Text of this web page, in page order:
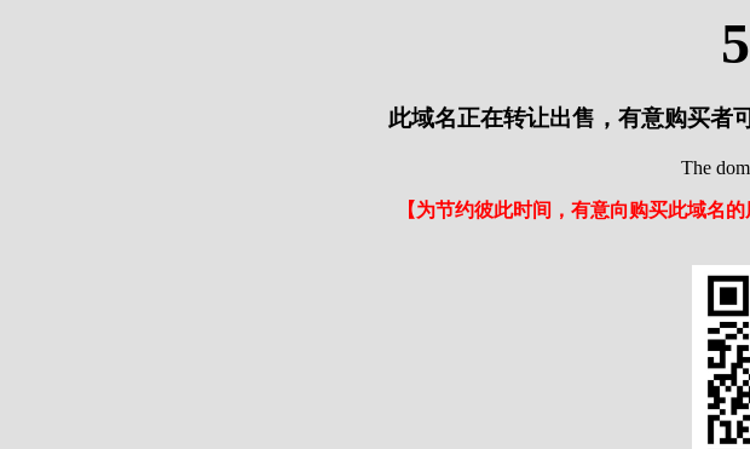
此域名正在转让出售，有意购买者
The
【为节约彼此时间，有意向购买此域名